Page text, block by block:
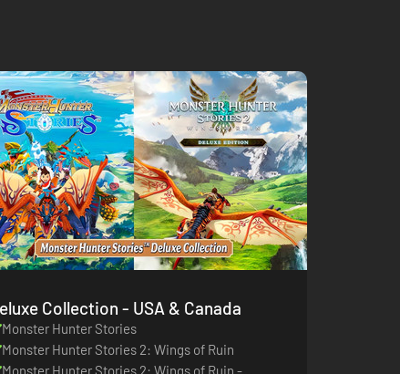
Deluxe Collection - USA & Canada
Monster Hunter Stories
Monster Hunter Stories 2: Wings of Ruin
Monster Hunter Stories 2: Wings of Ruin -